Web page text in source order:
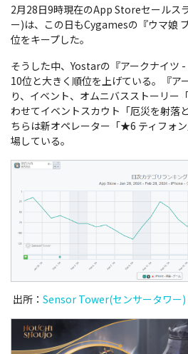
2月28日9時現在のApp Storeセールス
ー)は、この日もCygamesの『ウマ娘
位をキープした。
そうした中、Yostarの『アークナイツ
10位と大きく順位を上げている。『ア
り、イベント、オムニバスストーリー
わせてイベントスカウト「厄災を射落
ちらは新オペレーター「★6 ティフォ
場している。
出所： Sensor Tower(センサータワー)